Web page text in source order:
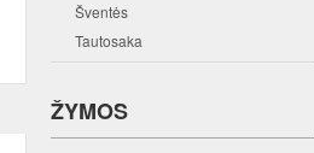
Šventės
Tautosaka
ŽYMOS